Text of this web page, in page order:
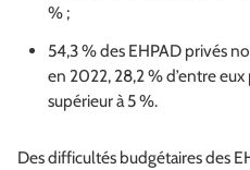
% ;
54,3 % des EHPAD privés
en 2022, 28,2 % d’entre
supérieur à 5 %.
Des difficultés budgétaires des